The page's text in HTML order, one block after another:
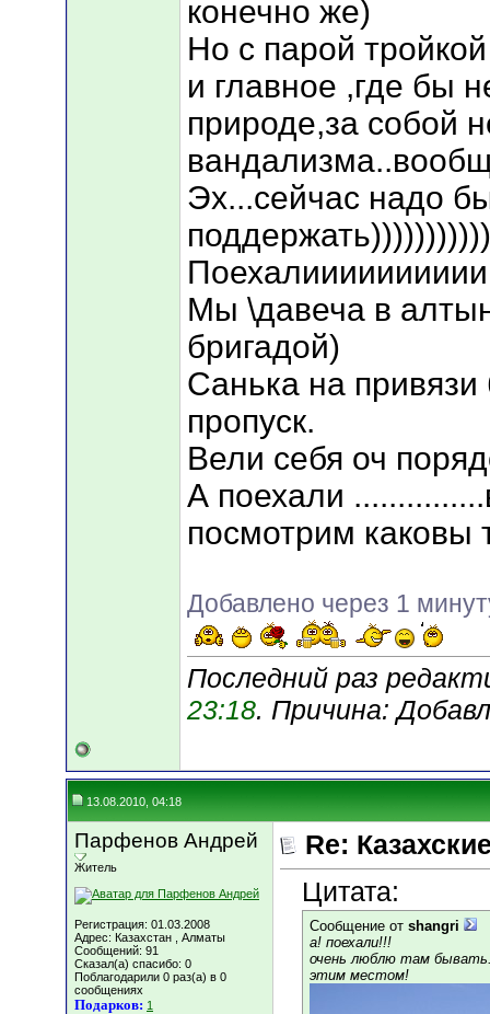
конечно же)
Но с парой
и главное ,где бы
природе,за собой
Эх...сейчас надо
Мы \давеча в
бригадой)
Санька на
пропуск.
Вели себя оч
А поехали
посмотрим каковы
Добавлено через 1
Последний раз
23:18. Причина:
13.08.2010, 04:18
Парфенов Андрей
Житель
Регистрация: 01.03.2008
Адрес: Казахстан , Алматы
Сообщений: 91
Сказал(а) спасибо: 0
Поблагодарили 0 раз(а) в 0
сообщениях
Подарков: 1
Re:
Цитата:
Сообщение от shangri
а! поехали!!!
очень люблю там
этим местом!